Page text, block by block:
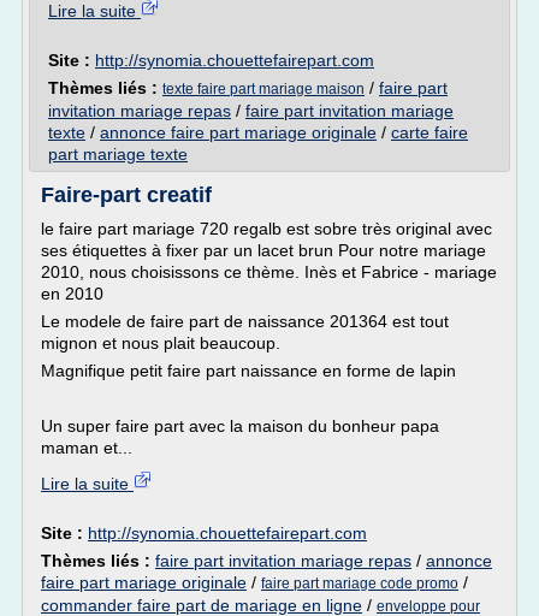
Lire la suite
Site : http://synomia.chouettefairepart.com
Thèmes liés : texte faire part mariage maison / faire part
invitation mariage repas / faire part invitation mariage
texte / annonce faire part mariage originale / carte faire
part mariage texte
Faire-part creatif
le faire part mariage 720 regalb est sobre très original avec
ses étiquettes à fixer par un lacet brun Pour notre mariage
2010, nous choisissons ce thème. Inès et Fabrice - mariage
en 2010
Le modele de faire part de naissance 201364 est tout
mignon et nous plait beaucoup.
Magnifique petit faire part naissance en forme de lapin
Un super faire part avec la maison du bonheur papa
maman et...
Lire la suite
Site : http://synomia.chouettefairepart.com
Thèmes liés : faire part invitation mariage repas / annonce
faire part mariage originale / faire part mariage code promo /
commander faire part de mariage en ligne / enveloppe pour